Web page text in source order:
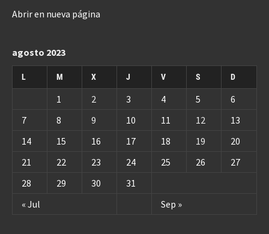
Abrir en nueva página
agosto 2023
L M X J V S D
« Jul Sep »
1 2 3 4 5
6
7
8 9 10 11 12
13
14
15 16 17 18 19
20
21
22 23 24 25 26
27
28
29 30 31